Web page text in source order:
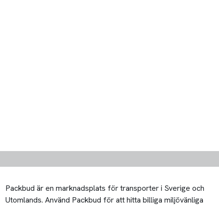
Packbud är en marknadsplats för transporter i Sverige och
Utomlands. Använd Packbud för att hitta billiga miljövänliga